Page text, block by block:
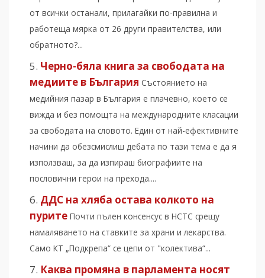
от всички останали, прилагайки по-правилна и
работеща мярка от 26 други правителства, или
обратното?...
Черно-бяла книга за свободата на
медиите в България Състоянието на
медийния пазар в България е плачевно, което се
вижда и без помощта на международните класации
за свободата на словото. Един от най-ефективните
начини да обезсмислиш дебата по тази тема е да я
използваш, за да изпираш биографиите на
пословични герои на прехода....
ДДС на хляба остава колкото на
пурите Почти пълен консенсус в НСТС срещу
намаляването на ставките за храни и лекарства.
Само КТ „Подкрепа“ се цепи от "колектива“...
Каква промяна в парламента носят